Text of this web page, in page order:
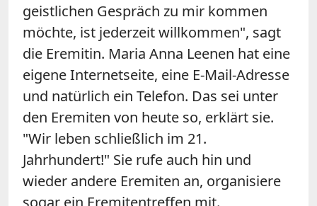
geistlichen Gespräch zu mir kommen
möchte, ist jederzeit willkommen", sagt
die Eremitin. Maria Anna Leenen hat eine
eigene Internetseite, eine E-Mail-Adresse
und natürlich ein Telefon. Das sei unter
den Eremiten von heute so, erklärt sie.
"Wir leben schließlich im 21.
Jahrhundert!" Sie rufe auch hin und
wieder andere Eremiten an, organisiere
sogar ein Eremitentreffen mit.